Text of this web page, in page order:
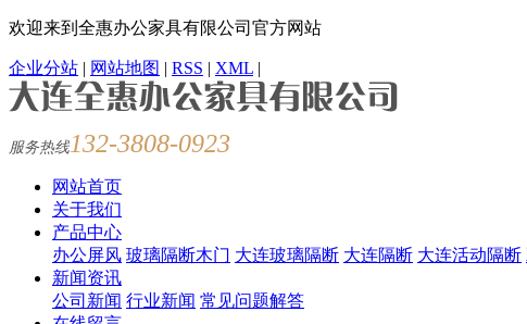
欢迎来到全惠办公家具有限公司官方网站
企业分站 | 网站地图 | RSS | XML |
服务热线 132-3808-0923
网站首页
关于我们
产品中心
办公屏风 玻璃隔断木门 大连玻璃隔断 大连隔断 大连活动隔断
新闻资讯
公司新闻 行业新闻 常见问题解答